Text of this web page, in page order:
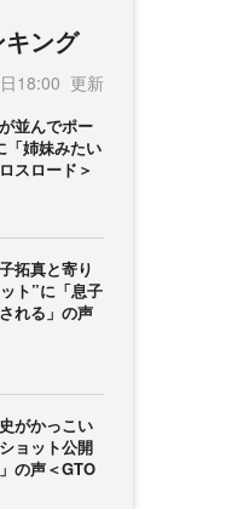
キング
18:00
並んでポー
「姉妹みたい
スロード＞
拓真と寄り
ト”に「息子
れる」の声
がかっこい
ョット公開
の声＜GTO